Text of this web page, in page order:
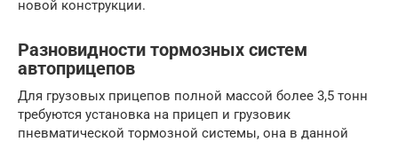
новой конструкции.
Разновидности тормозных систем
автоприцепов
Для грузовых прицепов полной массой более 3,5 тонн
требуются установка на прицеп и грузовик
пневматической тормозной системы, она в данной